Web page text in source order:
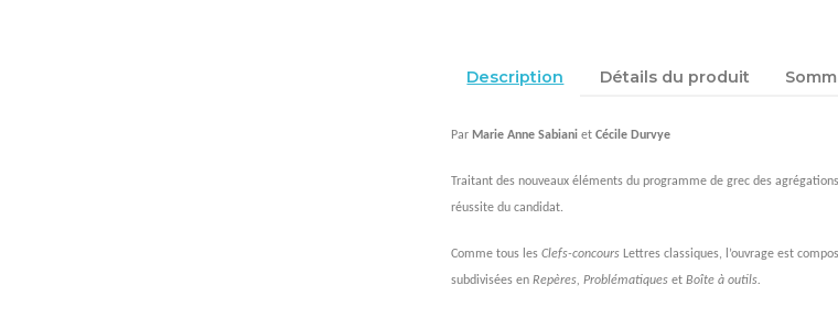
Description Détails du produit
Par Marie Anne Sabianiet Cécile Durvye
Traitant des nouveaux éléments du programme de grec des
réussite du candidat.
Comme tous lesClefs-concours Lettres classiques, l’ouvrage est
subdivisées enRepères, ProblématiquesetBoîte à outils.